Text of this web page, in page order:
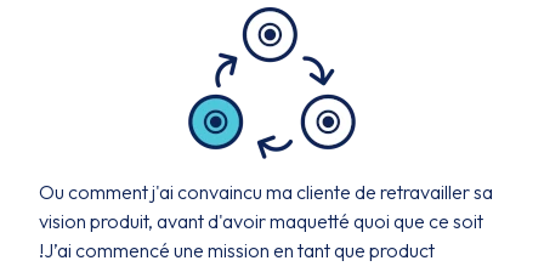
Ou comment j'ai convaincu ma cliente de retravailler sa
vision produit, avant d'avoir maquetté quoi que ce soit
!J’ai commencé une mission en tant que product